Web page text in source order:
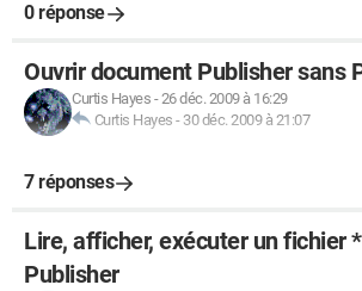
0 réponse
Ouvrir document Publisher sans
Curtis Hayes -26 déc. 2009 à 16:29
Curtis Hayes - 30 déc. 2009 à 21:07
7 réponses
Lire, afficher, exécuter un fichier
Publisher